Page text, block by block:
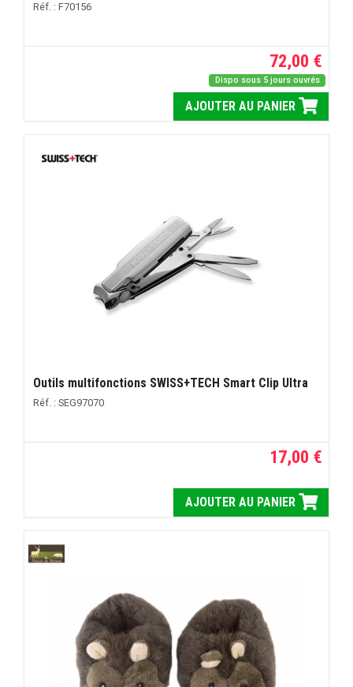
Réf. : F70156
72,00 €
Dispo sous 5 jours ouvrés
AJOUTER AU PANIER
Outils multifonctions SWISS+TECH Smart Clip Ultra
Réf. : SEG97070
17,00 €
AJOUTER AU PANIER